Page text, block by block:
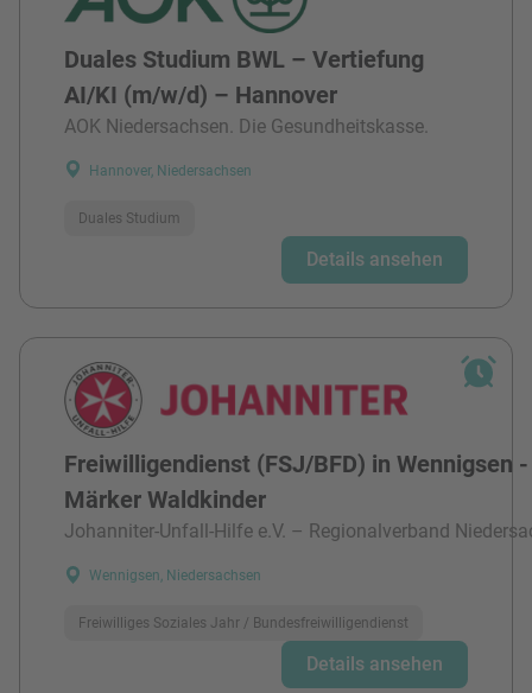
Duales Studium BWL – Vertiefung
AI/KI (m/w/d) – Hannover
AOK Niedersachsen. Die Gesundheitskasse.
Hannover, Niedersachsen
Duales Studium
Details ansehen
Freiwilligendienst (FSJ/BFD) in Wennigsen
Märker Waldkinder
Johanniter-Unfall-Hilfe e.V. – Regionalverband
Wennigsen, Niedersachsen
Freiwilliges Soziales Jahr / Bundesfreiwilligendienst
Details ansehen